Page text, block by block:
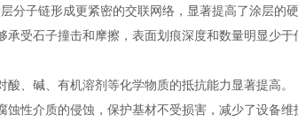
子链形成更紧密的交联网络，显著提高了涂层的硬
石子撞击和摩擦，表面划痕深度和数量明显少于
、碱、有机溶剂等化学物质的抵抗能力显著提高。
介质的侵蚀，保护基材不受损害，减少了设备维